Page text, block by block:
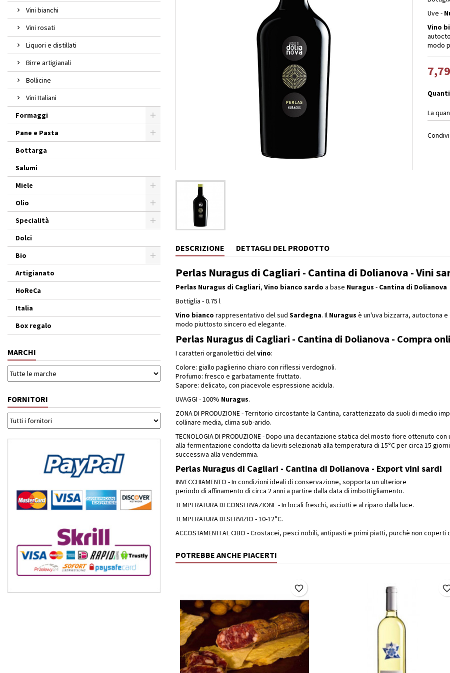
Vini bianchi
Vini rosati
Liquori e distillati
Birre artigianali
Bollicine
Vini Italiani
Formaggi
Pane e Pasta
Bottarga
Salumi
Miele
Olio
Specialità
Dolci
Bio
Artigianato
HoReCa
Italia
Box regalo
MARCHI
FORNITORI
Uve -
Vino
modo
La
DESCRIZIONE DETTAGLI DEL PRODOTTO
Perlas Nuragus di Cagliari - Cantina di Dolianova - Vini
Perlas Nuragus di Cagliari, Vino bianco sardo a base Nuragus - Cantina di Dolianova
Bottiglia - 0.75 l
Vino bianco rappresentativo del sud Sardegna. Il Nuragus è un'uva bizzarra, autoctona
modo piuttosto sincero ed elegante.
Perlas Nuragus di Cagliari - Cantina di Dolianova - Compra
I caratteri organolettici delvino:
Colore: giallo paglierino chiaro con riflessi verdognoli.
Profumo: fresco e garbatamente fruttato.
Sapore: delicato, con piacevole espressione acidula.
UVAGGI - 100% Nuragus.
ZONA DI PRODUZIONE - Territorio circostante la Cantina, caratterizzato da suoli di medio
collinare media, clima sub-arido.
TECNOLOGIA DI PRODUZIONE - Dopo una decantazione statica del mosto fiore ottenuto
alla fermentazione condotta da lieviti selezionati alla temperatura di 15°C per circa 15
successiva alla vendemmia.
Perlas Nuragus di Cagliari - Cantina di Dolianova - Export vini sardi
INVECCHIAMENTO - In condizioni ideali di conservazione, sopporta un ulteriore
periodo di affinamento di circa 2 anni a partire dalla data di imbottigliamento.
TEMPERATURA DI CONSERVAZIONE - In locali freschi, asciutti e al riparo dalla luce.
TEMPERATURA DI SERVIZIO - 10-12°C.
ACCOSTAMENTI AL CIBO - Crostacei, pesci nobili, antipasti e primi piatti, purchè non
POTREBBE ANCHE PIACERTI
favorite_border